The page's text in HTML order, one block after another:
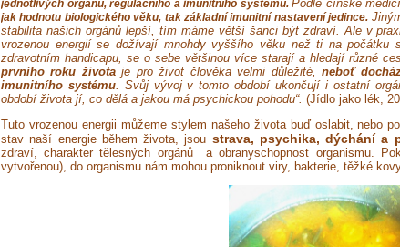
jednotlivých orgánů, regulačního a imunitního systému.Podle čínské
jak hodnotu biologického věku, tak základní imunitní nastavení jedince.
stabilita našich orgánů lepší, tím máme větší šanci být zdraví. Ale v
vrozenou energií se dožívají mnohdy vyššího věku než ti na
zdravotním handicapu, se o sebe většinou více starají a hledají různé
prvního roku životaje pro život člověka velmi důležité, neboť
imunitního systému. Svůj vývoj v tomto období ukončují i ostatní
období života jí, co dělá a jakou má psychickou pohodu“. (Jídlo jako lék,
Tuto vrozenou energii můžeme stylem našeho života buď oslabit, nebo
stav naší energie během života, jsou strava, psychika, dýchání a
zdraví, charakter tělesných orgánů a obranyschopnost organismu.
vytvořenou), do organismu nám mohou proniknout viry, bakterie, těžké